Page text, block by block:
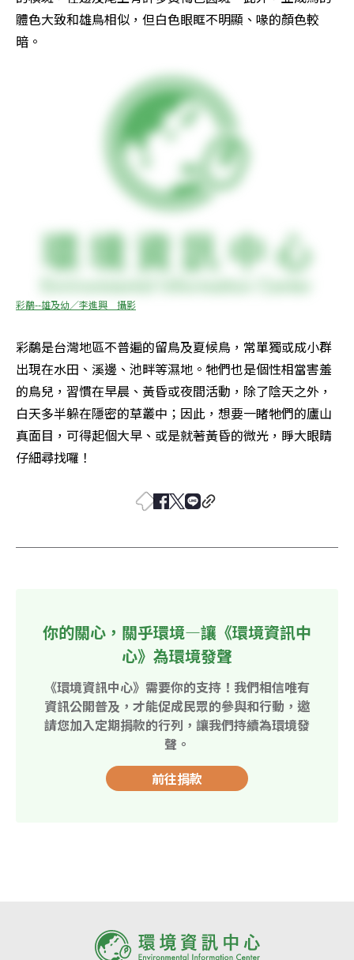
體色大致和雄鳥相似，但白色眼眶不明顯、喙的顏色較
暗。
彩鷸--雄及幼／李進興　攝影
彩鷸是台灣地區不普遍的留鳥及夏候鳥，常單獨或成小群
出現在水田、溪邊、池畔等濕地。牠們也是個性相當害羞
的鳥兒，習慣在早晨、黃昏或夜間活動，除了陰天之外，
白天多半躲在隱密的草叢中；因此，想要一睹牠們的廬山
真面目，可得起個大早、或是就著黃昏的微光，睜大眼睛
仔細尋找囉！
你的關心，關乎環境—讓《環境資訊中
心》為環境發聲
《環境資訊中心》需要你的支持！我們相信唯有
資訊公開普及，才能促成民眾的參與和行動，邀
請您加入定期捐款的行列，讓我們持續為環境發
聲。
前往捐款